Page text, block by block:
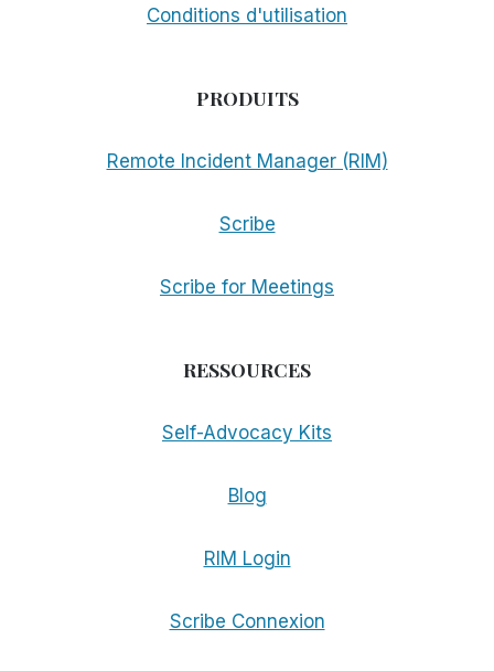
Conditions d'utilisation
PRODUITS
Remote Incident Manager (RIM)
Scribe
Scribe for Meetings
RESSOURCES
Self-Advocacy Kits
Blog
RIM Login
Scribe Connexion